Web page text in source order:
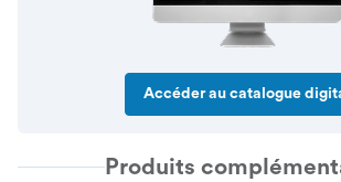
Accéder au catalogue
Produits